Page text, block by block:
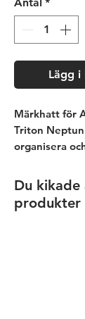
Lägg i
Märkhatt för
Triton
organisera
Våra
punkter så
synskada
Du kikade
produkter